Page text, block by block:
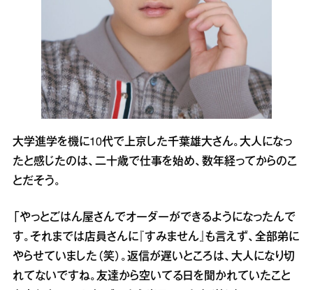
大学進学を機に10代で上京した千葉雄大さん。大人になっ
たと感じたのは、二十歳で仕事を始め、数年経ってからのこ
とだそう。
「やっとごはん屋さんでオーダーができるようになったんで
す。それまでは店員さんに『すみません』も言えず、全部弟に
やらせていました（笑）。返信が遅いところは、大人になり切
れてないですね。友達から空いてる日を聞かれていたこと